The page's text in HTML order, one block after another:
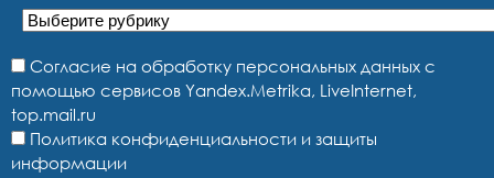
Рубрики
Согласие на обработку персональных данных с
помощью сервисов Yandex.Metrika, LiveInternet,
top.mail.ru
Политика конфиденциальности и защиты
информации